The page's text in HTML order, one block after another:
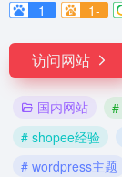
1
1-
访问网站
国内网站
# shopee经验
# wordpress主题